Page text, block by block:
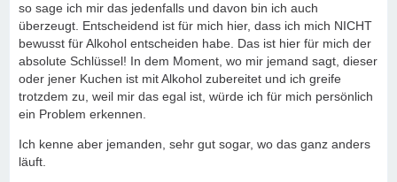
so sage ich mir das jedenfalls und davon bin ich auch
überzeugt. Entscheidend ist für mich hier, dass ich mich NICHT
bewusst für Alkohol entscheiden habe. Das ist hier für mich der
absolute Schlüssel! In dem Moment, wo mir jemand sagt, dieser
oder jener Kuchen ist mit Alkohol zubereitet und ich greife
trotzdem zu, weil mir das egal ist, würde ich für mich persönlich
ein Problem erkennen.
Ich kenne aber jemanden, sehr gut sogar, wo das ganz anders
läuft.